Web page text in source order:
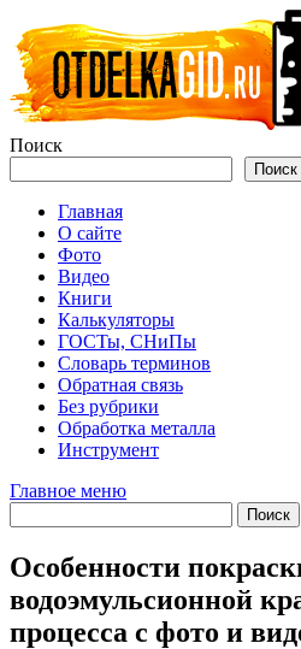
Перейти
к
содержимому
Поиск
Поиск
Главная
О сайте
Фото
Видео
Книги
Калькуляторы
ГОСТы, СНиПы
Словарь терминов
Обратная связь
Без рубрики
Обработка металла
Инструмент
Главное меню
Особенности
водоэмульсионной
процесса с фото и